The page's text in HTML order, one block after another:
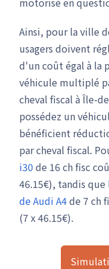
Ainsi, pour la ville
usagers doivent
d'un coût égal à la
véhicule multiplé
cheval fiscal à Île-
possédez un
bénéficient
par cheval fiscal.
i30 de 16 ch fisc
46.15€), tandis que
de Audi A4de 7 ch
(7 x 46.15€).